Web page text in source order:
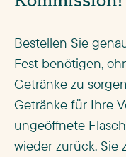
Bestellen Sie
Fest benötigen,
Getränke zu
Getränke für Ihre
ungeöffnete
wieder zurück. Sie